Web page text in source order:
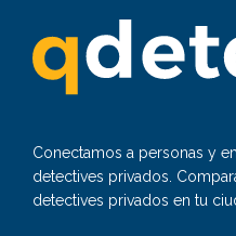
Conectamos a personas y
detectives privados.
detectives privados en tu